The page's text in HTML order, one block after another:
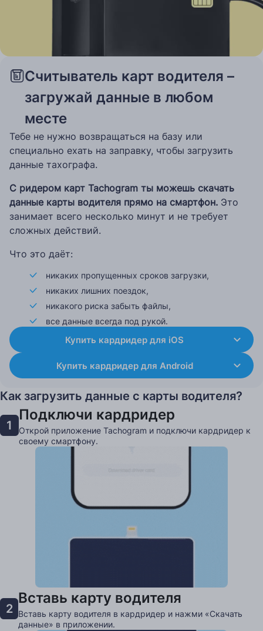
Считыватель карт водителя –
загружай данные в любом
месте
Тебе не нужно возвращаться на базу или
специально ехать на заправку, чтобы загрузить
данные тахографа.
С ридером карт Tachogram ты можешь скачать
данные карты водителя прямо на смартфон. Это
занимает всего несколько минут и не требует
сложных действий.
Что это даёт:
никаких пропущенных сроков загрузки,
никаких лишних поездок,
никакого риска забыть файлы,
все данные всегда под рукой.
Купить кардридер для iOS
Купить кардридер для Android
Как загрузить данные с карты водителя?
1
Подключи кардридер
Открой приложение Tachogram и подключи кардридер к
своему смартфону.
2
Вставь карту водителя
Вставь карту водителя в кардридер и нажми «Скачать
данные» в приложении.